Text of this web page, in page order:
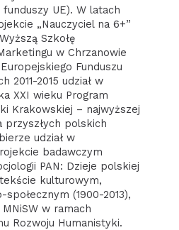
UE). W latach
„Nauczyciel na 6+”
Szkołę
w Chrzanowie
Funduszu
2011-2015 udział w
XXI wieku Program
Krakowskiej – najwyższej
przyszłych polskich
udział w
badawczym
PAN: Dzieje polskiej
kulturowym,
(1900-2013),
w ramach
Rozwoju Humanistyki.